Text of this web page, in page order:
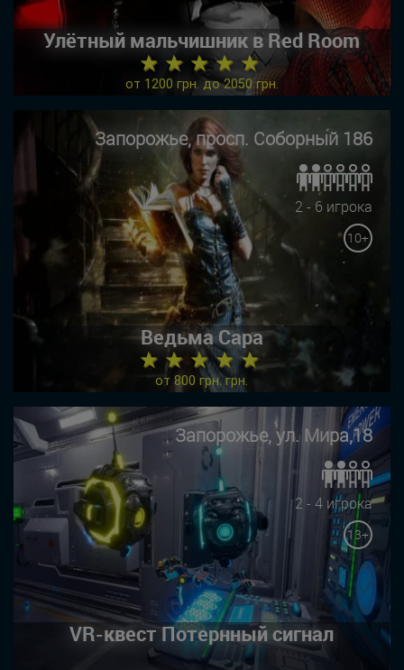
Улётный мальчишник в Red Room
★ ★ ★ ★ ★
от 1200 грн. до 2050 грн.
Запорожье, просп. Соборный 186
2 - 6 игрока
10+
Ведьма Сара
★ ★ ★ ★ ★
от 800 грн. грн.
Запорожье, ул. Мира,18
2 - 4 игрока
13+
VR-квест Потернный сигнал